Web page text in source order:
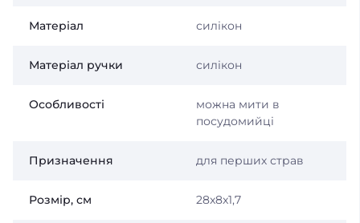
Матеріал силікон
Матеріал ручки силікон
Особливості
можна мити в
посудомийці
Призначення для перших страв
Розмір, см 28x8x1,7